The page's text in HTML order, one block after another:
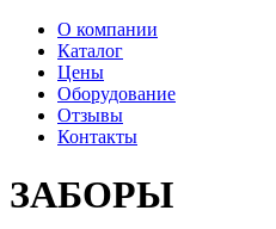
О компании
Каталог
Цены
Оборудование
Отзывы
Контакты
ЗАБОРЫ